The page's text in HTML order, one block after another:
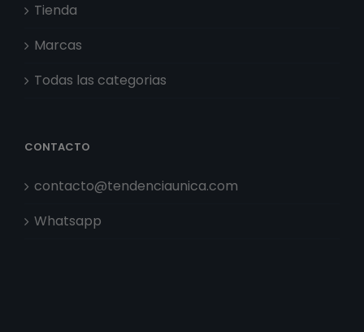
Tienda
Marcas
Todas las categorias
CONTACTO
contacto@tendenciaunica.com
Whatsapp